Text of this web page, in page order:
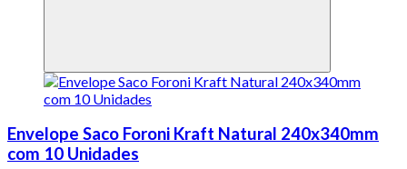
Envelope Saco Foroni Kraft Natural 240x340mm
com 10 Unidades